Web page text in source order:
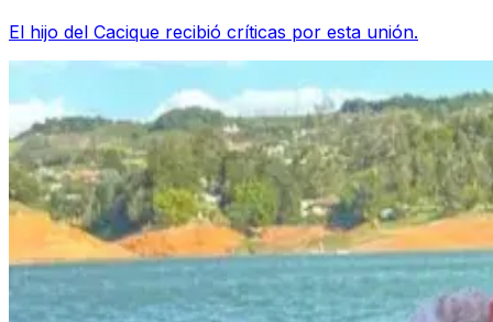
El hijo del Cacique recibió críticas por esta unión.